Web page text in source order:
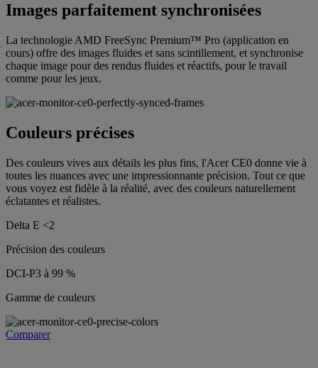
Images parfaitement synchronisées
La technologie AMD FreeSync Premium™ Pro (application en
cours) offre des images fluides et sans scintillement, et synchronise
chaque image pour des rendus fluides et réactifs, pour le travail
comme pour les jeux.
Couleurs précises
Des couleurs vives aux détails les plus fins, l'Acer CE0 donne vie à
toutes les nuances avec une impressionnante précision. Tout ce que
vous voyez est fidèle à la réalité, avec des couleurs naturellement
éclatantes et réalistes.
Delta E <2
Précision des couleurs
DCI-P3 à 99 %
Gamme de couleurs
Comparer